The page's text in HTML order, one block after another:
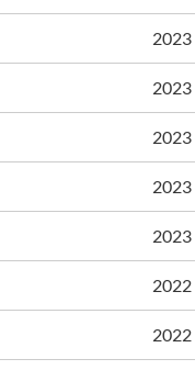
2023
2023
2023
2023
2023
2022
2022